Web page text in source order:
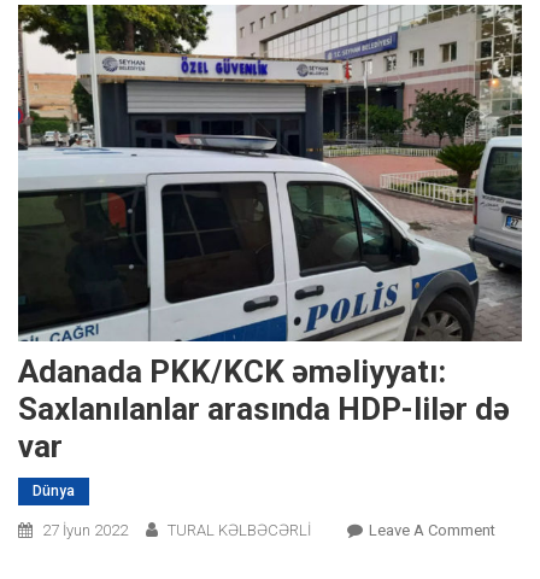
Adanada PKK/KCK əməliyyatı:
Saxlanılanlar arasında HDP-lilər də
var
Dünya
27 İyun 2022 TURAL KƏLBƏCƏRLİ Leave A CommentOn